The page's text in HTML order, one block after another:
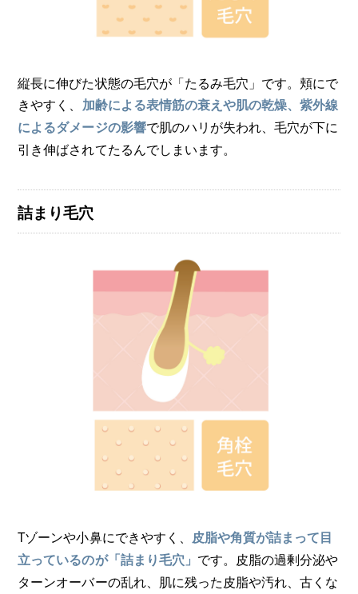
縦長に伸びた状態の毛穴が「たるみ毛穴」です。頬にで
きやすく、 加齢による表情筋の衰えや肌の乾燥、紫外線
によるダメージの影響で肌のハリが失われ、毛穴が下に
引き伸ばされてたるんでしまいます。
詰まり毛穴
Tゾーンや小鼻にできやすく、 皮脂や角質が詰まって目
立っているのが「詰まり毛穴」 です。皮脂の過剰分泌や
ターンオーバーの乱れ、肌に残った皮脂や汚れ、古くな